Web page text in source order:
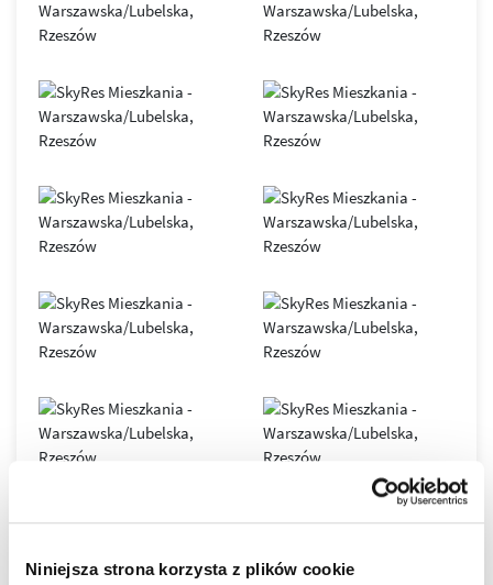
Niniejsza strona korzysta z plików cookie
SkyRes– symbol nowoczesnego Rzeszowa i siedziba
renomowanych, międzynarodowych firm. Obiekt oferuje
sufity podwieszane, duże przeszklenia, indywidualnie
sterowane systemy klimatyzacji i wentylacji, 7
szybkobieżnych wind oraz inteligentny system BMS.
Nowoczesna infrastruktura światłowodowa gwarantuje
Biurowiec został zaprojektowany zgodnie z zasadami
zrównoważonego budownictwa, co potwierdza
komfortu i doskonałej lokalizacji, SkyRes jest dziś jednym z
najważniejszych adresów biznesowych w Rzeszowie oraz
wyjątkowym miejscem do życia w dynamicznie
rozwijającym się mieście.
Osiedle SkyRes to prestiżowa inwestycja, która
wyznaczyła nowe standardy w rzeszowskim
budownictwie, to jeden z najbardziej pożądanych